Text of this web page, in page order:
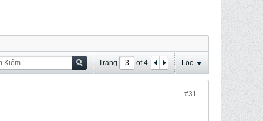
Trang of4 Lọc
#31